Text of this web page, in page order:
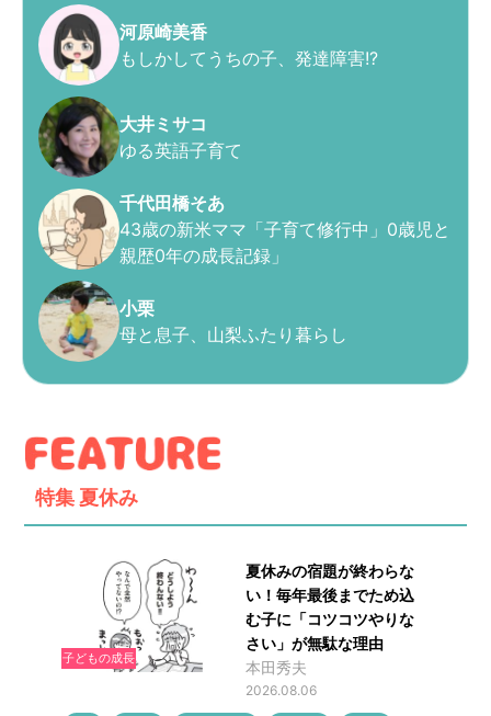
河原崎美香
もしかしてうちの子、発達障害!?
大井ミサコ
ゆる英語子育て
千代田橋そあ
43歳の新米ママ「子育て修行中」0歳児と
親歴0年の成長記録」
小栗
母と息子、山梨ふたり暮らし
特集 夏休み
子どもの成長
夏休みの宿題が終わらな
い！毎年最後までため込
む子に「コツコツやりな
さい」が無駄な理由
本田秀夫
2026.08.06